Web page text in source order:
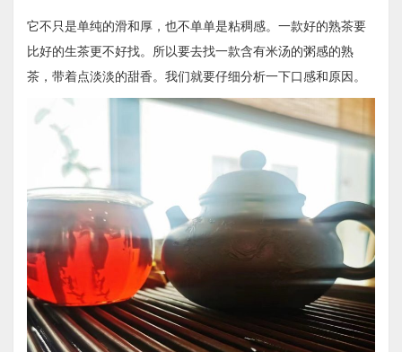
它不只是单纯的滑和厚，也不单单是粘稠感。一款好的熟茶要
比好的生茶更不好找。所以要去找一款含有米汤的粥感的熟
茶，带着点淡淡的甜香。我们就要仔细分析一下口感和原因。